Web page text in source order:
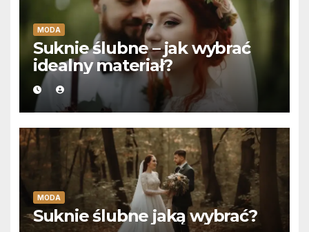
MODA
Suknie ślubne – jak wybrać
idealny materiał?
MODA
Suknie ślubne jaką wybrać?